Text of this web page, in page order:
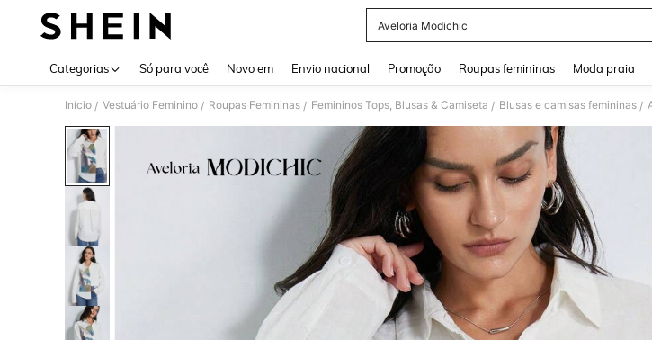
Aveloria Modichic
Categorias Só para você Novo em Envio nacional Promoção Roupas femininas Moda praia
Início / Vestuário Feminino / Roupas Femininas / Femininos Tops, Blusas & Camiseta / Blusas e camisas femininas /